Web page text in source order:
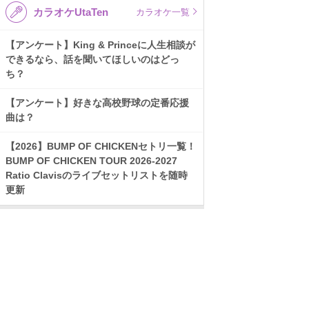
カラオケUtaTen カラオケ一覧
【アンケート】King & Princeに人生相談が
できるなら、話を聞いてほしいのはどっ
ち？
【アンケート】好きな高校野球の定番応援
曲は？
【2026】BUMP OF CHICKENセトリ一覧！
BUMP OF CHICKEN TOUR 2026-2027
Ratio Clavisのライブセットリストを随時
更新